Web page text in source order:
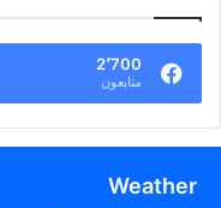
2٬700
متابعون
Weather